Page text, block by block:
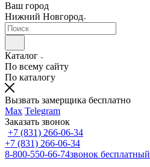
Ваш город
Нижний Новгород
Каталог
По всему сайту
По каталогу
Вызвать замерщика бесплатно
Max Telegram
Заказать звонок
+7 (831) 266-06-34
+7 (831) 266-06-34
8-800-550-66-74звонок бесплатный